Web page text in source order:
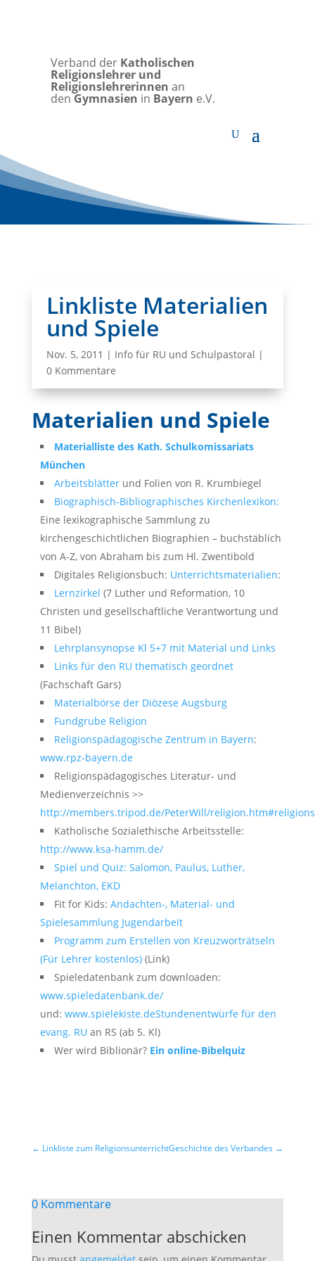
Verband der Katholischen
Religionslehrer und
Religionslehrerinnen an
denGymnasien in Bayern e.V.
Linkliste Materialien
und Spiele
Nov. 5, 2011 | Info für RU und Schulpastoral |
0 Kommentare
Materialien und Spiele
Materialliste des Kath. Schulkomissariats
München
Arbeitsblätterund Folien von R. Krumbiegel
Biographisch-Bibliographisches Kirchenlexikon:
Eine lexikographische Sammlung zu
kirchengeschichtlichen Biographien – buchstäblich
von A-Z, von Abraham bis zum Hl. Zwentibold
Digitales Religionsbuch: Unterrichtsmaterialien:
Lernzirkel (7 Luther und Reformation, 10
Christen und gesellschaftliche Verantwortung und
11 Bibel)
Lehrplansynopse Kl 5+7 mit Material und Links
Links für den RU thematisch geordnet
(Fachschaft Gars)
Materialbörse der Diözese Augsburg
Fundgrube Religion
Religionspädagogische Zentrum in Bayern:
www.rpz-bayern.de
Religionspädagogisches Literatur- und
Medienverzeichnis >>
http://members.tripod.de/PeterWill/
Katholische Sozialethische Arbeitsstelle:
http://www.ksa-hamm.de/
Spiel und Quiz: Salomon, Paulus, Luther,
Melanchton, EKD
Fit for Kids: Andachten-, Material- und
Spielesammlung Jugendarbeit
Programm zum Erstellen von Kreuzworträtseln
(Für Lehrer kostenlos)(Link)
Spieledatenbank zum downloaden:
www.spieledatenbank.de/
und: www.spielekiste.deStundenentwürfe für den
evang. RU an RS (ab 5. Kl)
Wer wird Biblionär? Ein online-Bibelquiz
← Linkliste zum ReligionsunterrichtGeschichte des Verbandes →
0 Kommentare
Einen Kommentar abschicken